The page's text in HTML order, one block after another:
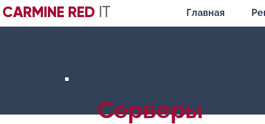
CARMINE RED IT Главная
Серверы